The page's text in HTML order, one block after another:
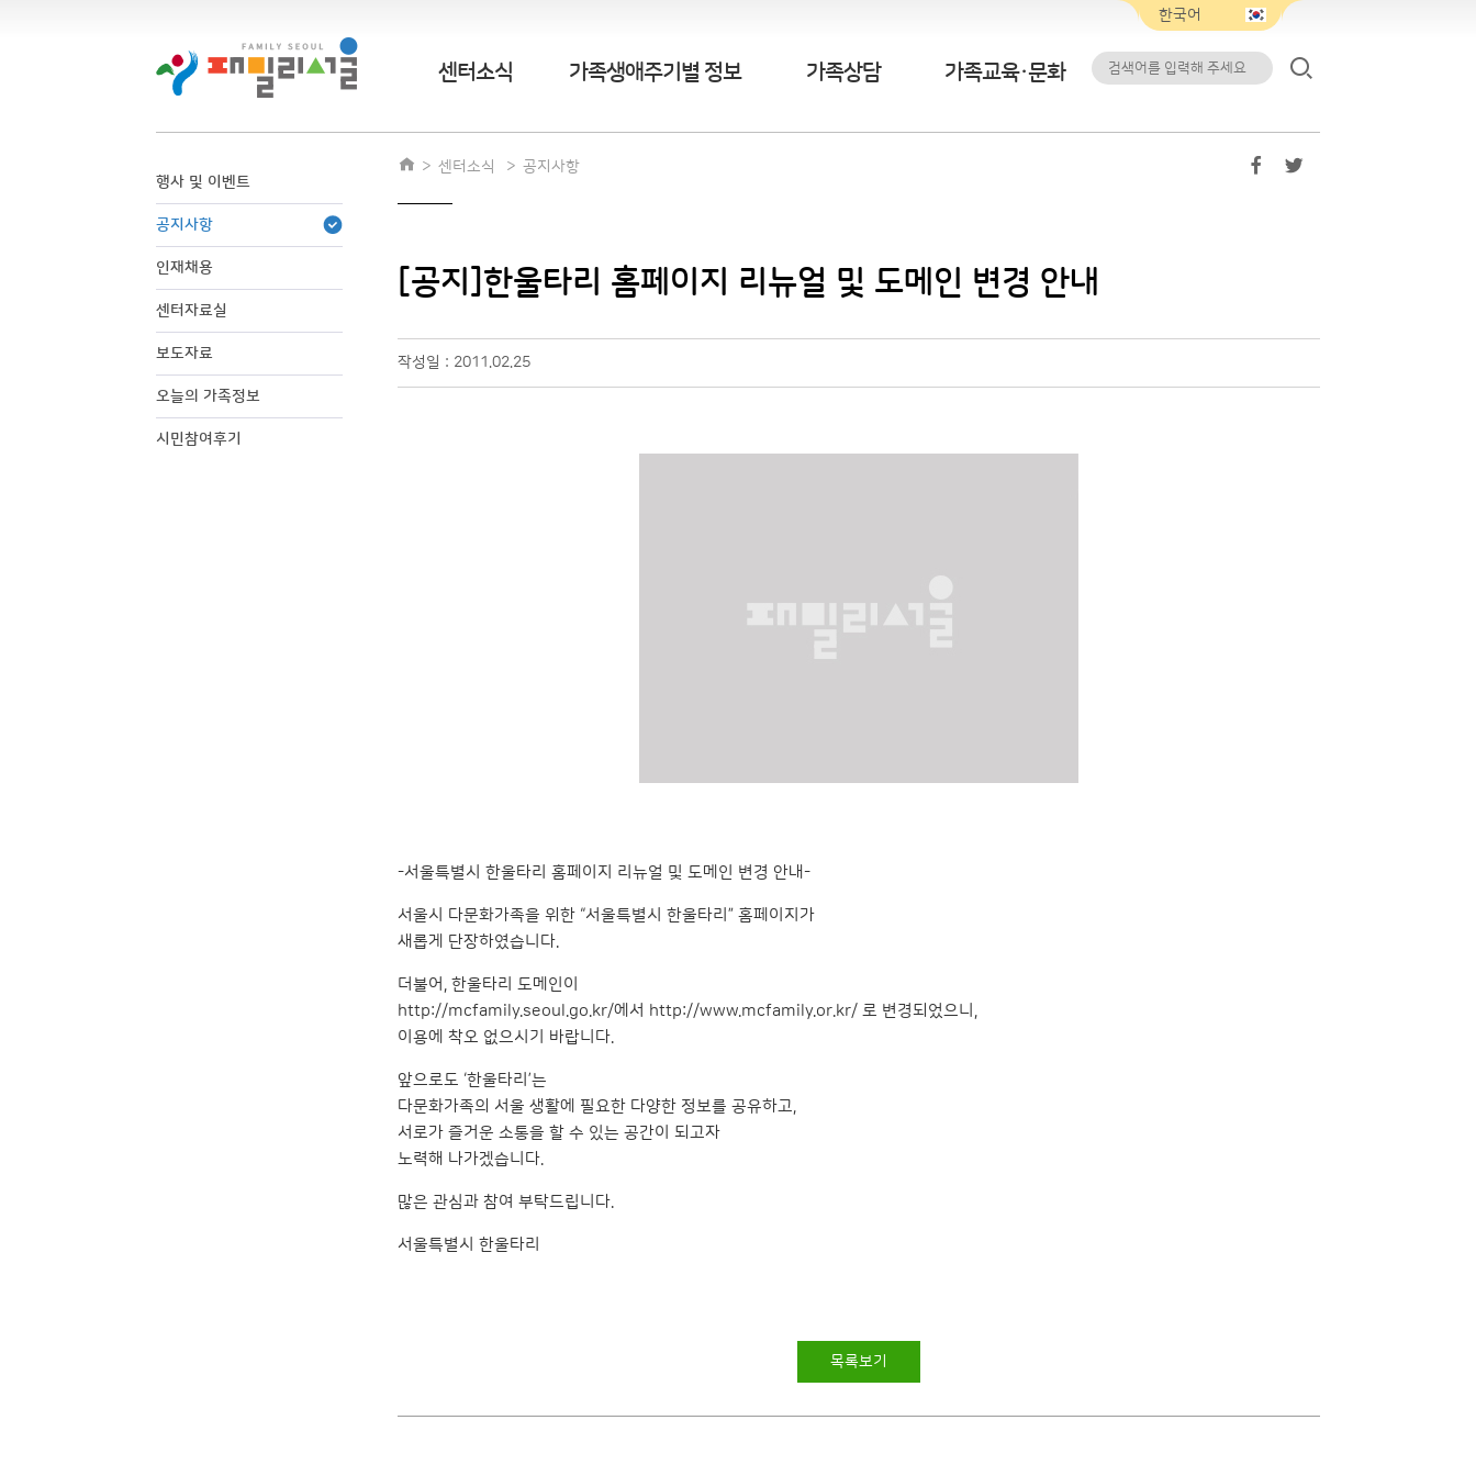
센터소식 가족생애주기별 정보 가족상담 가족교육·문화
행사 및 이벤트
공지사항
인재채용
센터자료실
보도자료
오늘의 가족정보
시민참여후기
센터소식 공지사항
[공지]한울타리 홈페이지 리뉴얼 및 도메인 변경 안내
작성일 : 2011.02.25
-서울특별시 한울타리 홈페이지 리뉴얼 및 도메인 변경 안내-
서울시 다문화가족을 위한 “서울특별시 한울타리” 홈페이지가
새롭게 단장하였습니다.
더불어, 한울타리 도메인이
http://mcfamily.seoul.go.kr/에서 http://www.mcfamily.or.kr/ 로 변경되었으니,
이용에 착오 없으시기 바랍니다.
앞으로도 ‘한울타리’는
다문화가족의 서울 생활에 필요한 다양한 정보를 공유하고,
서로가 즐거운 소통을 할 수 있는 공간이 되고자
노력해 나가겠습니다.
많은 관심과 참여 부탁드립니다.
서울특별시 한울타리
목록보기